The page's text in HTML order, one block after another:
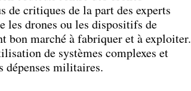
critiques de la part des experts
les drones ou les dispositifs de
bon marché à fabriquer et à exploiter.
de systèmes complexes et
dépenses militaires.